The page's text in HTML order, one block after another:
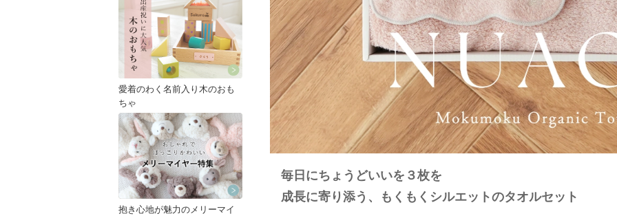
毎日にちょうどいいを３枚を
成長に寄り添う、もくもくシルエットのタオルセット
愛着のわく名前入り木のおも
ちゃ
抱き心地が魅力のメリーマイ